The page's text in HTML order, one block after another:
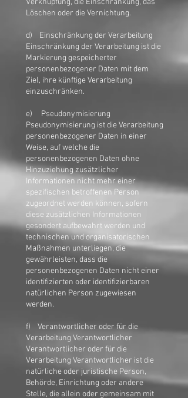
Verknüpfung, die Einschränkung, das
Löschen oder die Vernichtung.
d) Einschränkung der Verarbeitung
Einschränkung der Verarbeitung ist die
Markierung gespeicherter
personenbezogener Daten mit dem
Ziel, ihre künftige Verarbeitung
einzuschränken.
e) Pseudonymisierung
Pseudonymisierung ist die Verarbeitung
personenbezogener Daten in einer
Weise, auf welche die
personenbezogenen Daten ohne
Hinzuziehung zusätzlicher
Informationen nicht mehr einer
spezifischen betroffenen Person
zugeordnet werden können, sofern
diese zusätzlichen Informationen
gesondert aufbewahrt werden und
technischen und organisatorischen
Maßnahmen unterliegen, die
gewährleisten, dass die
personenbezogenen Daten nicht einer
identifizierten oder identifizierbaren
natürlichen Person zugewiesen
werden.
f) Verantwortlicher oder für die
Verarbeitung Verantwortlicher
Verantwortlicher oder für die
Verarbeitung Verantwortlicher ist die
natürliche oder juristische Person,
Behörde, Einrichtung oder andere
Stelle, die allein oder gemeinsam mit